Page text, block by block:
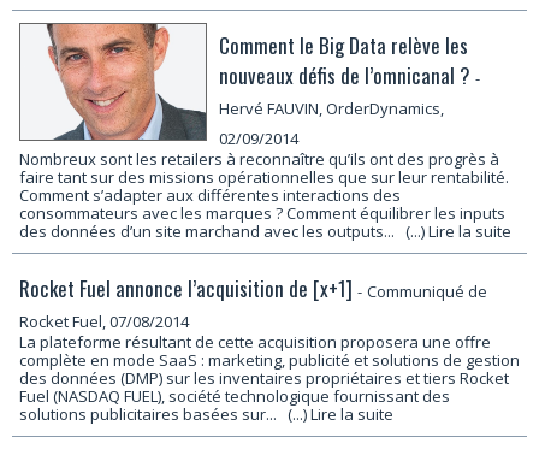
Comment le Big Data relève les
nouveaux défis de l’omnicanal ? -
Hervé FAUVIN, OrderDynamics,
02/09/2014
Nombreux sont les retailers à reconnaître qu’ils ont des progrès à
faire tant sur des missions opérationnelles que sur leur rentabilité.
Comment s’adapter aux différentes interactions des
consommateurs avec les marques ? Comment équilibrer les inputs
des données d’un site marchand avec les outputs... (...) Lire la suite
Rocket Fuel annonce l’acquisition de [x+1] - Communiqué de
Rocket Fuel, 07/08/2014
La plateforme résultant de cette acquisition proposera une offre
complète en mode SaaS : marketing, publicité et solutions de gestion
des données (DMP) sur les inventaires propriétaires et tiers Rocket
Fuel (NASDAQ FUEL), société technologique fournissant des
solutions publicitaires basées sur... (...) Lire la suite